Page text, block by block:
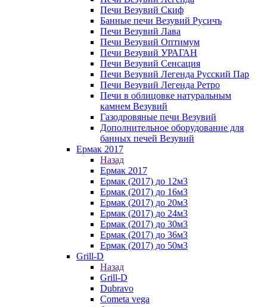
Печи Везувий Скиф
Банные печи Везувий Русичъ
Печи Везувий Лава
Печи Везувий Оптимум
Печи Везувий УРАГАН
Печи Везувий Сенсация
Печи Везувий Легенда Русский Пар
Печи Везувий Легенда Ретро
Печи в облицовке натуральным
камнем Везувий
Газодровяные печи Везувий
Дополнительное оборудование для
банных печей Везувий
Ермак 2017
Назад
Ермак 2017
Ермак (2017) до 12м3
Ермак (2017) до 16м3
Ермак (2017) до 20м3
Ермак (2017) до 24м3
Ермак (2017) до 30м3
Ермак (2017) до 36м3
Ермак (2017) до 50м3
Grill-D
Назад
Grill-D
Dubravo
Cometa vega